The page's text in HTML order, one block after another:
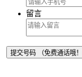
留言